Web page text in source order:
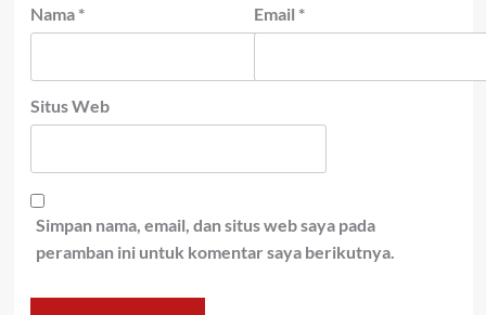
Nama * Email *
Situs Web
Simpan nama, email, dan situs web saya pada
peramban ini untuk komentar saya berikutnya.